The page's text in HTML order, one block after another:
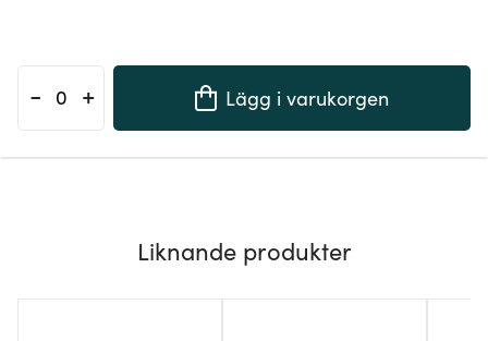
- + Lägg i varukorgen
Liknande produkter